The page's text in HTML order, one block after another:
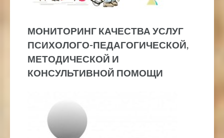
МОНИТОРИНГ КАЧЕСТВА УСЛУГ
ПСИХОЛОГО-ПЕДАГОГИЧЕСКОЙ,
МЕТОДИЧЕСКОЙ И
КОНСУЛЬТИВНОЙ ПОМОЩИ